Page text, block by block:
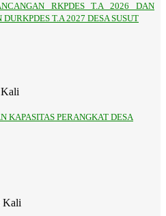
RKPDES T.A 2026 DAN
T.A 2027 DESA SUSUT
KAPASITAS PERANGKAT DESA
Kali